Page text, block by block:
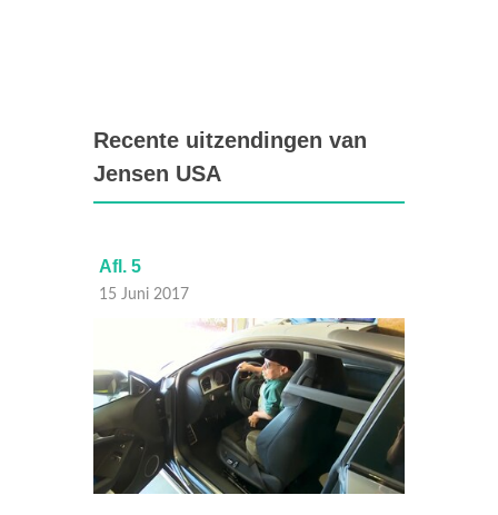
Recente uitzendingen van
Jensen USA
Afl. 5
15 Juni 2017